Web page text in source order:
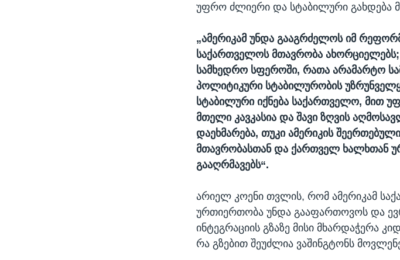
უფრო ძლიერი და სტაბილური გახდება
„ამერიკამ უნდა გააგრძელოს იმ
საქართველოს მთავრობა
სამხედრო სფეროში, რათა არამარტო
პოლიტიკური სტაბილურობის
სტაბილური იქნება საქართველო, მით
მთელი კავკასია და შავი ზღვის
დაეხმარება, თუკი ამერიკის
მთავრობასთან და ქართველ ხალხთან
გააღრმავებს“.
არიელ კოენი თვლის, რომ ამერიკამ
ურთიერთობა უნდა გააფართოვოს და
ინტეგრაციის გზაზე მისი მხარდაჭერა
რა გზებით შეუძლია ვაშინგტონს